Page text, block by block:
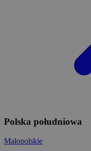
Polska południowa
Małopolskie